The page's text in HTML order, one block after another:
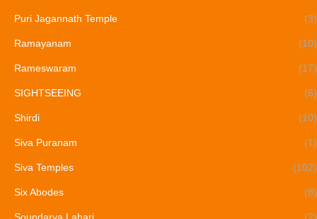
Puri Jagannath Temple (3)
Ramayanam (10)
Rameswaram (17)
SIGHTSEEING (6)
Shirdi (10)
Siva Puranam (1)
Siva Temples (102)
Six Abodes (8)
Soundarya Lahari (2)